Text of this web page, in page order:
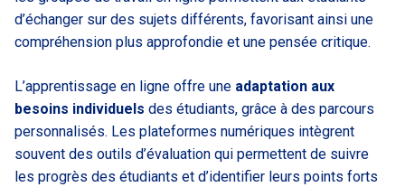
d’échanger sur des sujets différents, favorisant ainsi une
compréhension plus approfondie et une pensée critique.
L’apprentissage en ligne offre une adaptation aux
besoins individuels des étudiants, grâce à des parcours
personnalisés. Les plateformes numériques intègrent
souvent des outils d’évaluation qui permettent de suivre
les progrès des étudiants et d’identifier leurs points forts